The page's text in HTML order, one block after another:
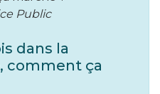
Public
dans la
comment ça